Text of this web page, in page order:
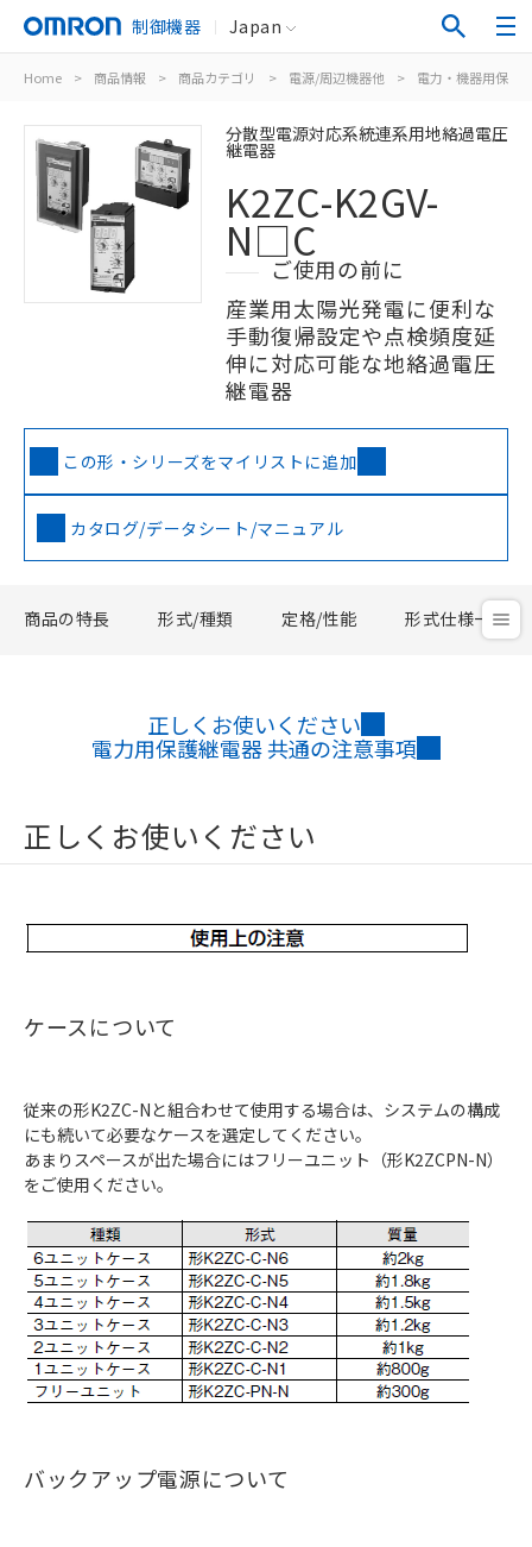
制御機器 Japan
Home > 商品情報 > 商品カテゴリ > 電源/周辺機器他 > 電力・機器用保護
分散型電源対応系統連系用地絡過電圧
継電器
K2ZC-K2GV-
N□C
ご使用の前に
産業用太陽光発電に便利な
手動復帰設定や点検頻度延
伸に対応可能な地絡過電圧
継電器
この形・シリーズをマイリストに追加
カタログ/データシート/マニュアル
商品の特長 形式/種類 定格/性能 形式仕様一覧
正しくお使いください
電力用保護継電器 共通の注意事項
正しくお使いください
ケースについて
従来の形K2ZC-Nと組合わせて使用する場合は、システムの構成
にも続いて必要なケースを選定してください。
あまりスペースが出た場合にはフリーユニット（形K2ZCPN-N）
をご使用ください。
バックアップ電源について